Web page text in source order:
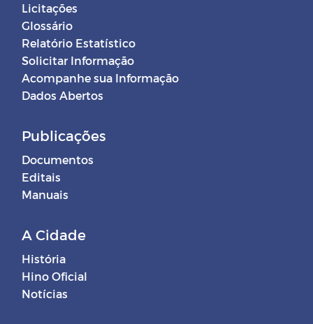
Licitações
Glossário
Relatório Estatístico
Solicitar Informação
Acompanhe sua Informação
Dados Abertos
Publicações
Documentos
Editais
Manuais
A Cidade
História
Hino Oficial
Notícias